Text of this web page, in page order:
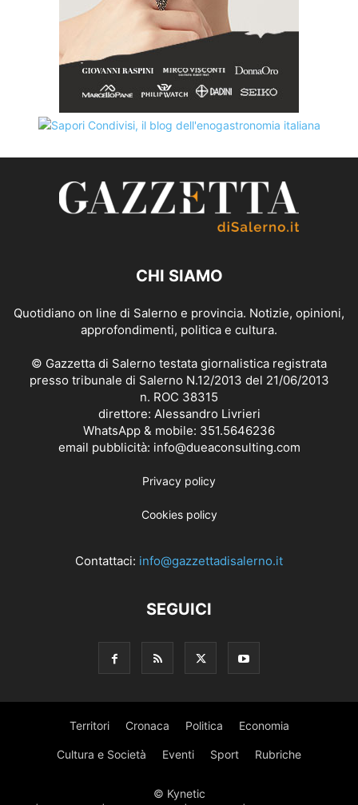
CHI SIAMO
Quotidiano on line di Salerno e provincia. Notizie, opinioni,
approfondimenti, politica e cultura.
© Gazzetta di Salerno testata giornalistica registrata
presso tribunale di Salerno N.12/2013 del 21/06/2013
n. ROC 38315
direttore: Alessandro Livrieri
WhatsApp & mobile: 351.5646236
email pubblicità: info@dueaconsulting.com
Privacy policy
Cookies policy
Contattaci: info@gazzettadisalerno.it
SEGUICI
Territori Cronaca Politica Economia
Cultura e Società Eventi Sport Rubriche
© Kynetic